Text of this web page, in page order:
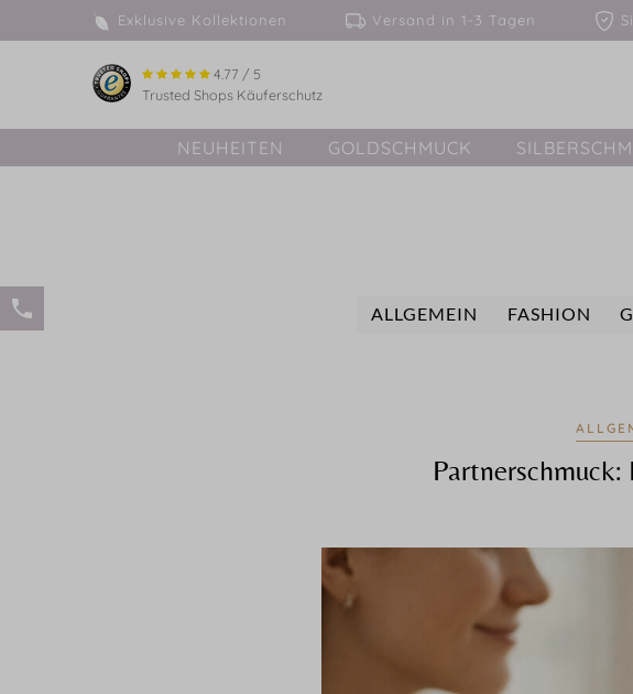
Exklusive Kollektionen Versand in 1-3 Tagen
4.77 / 5
Trusted Shops Käuferschutz
NEUHEITEN GOLDSCHMUCK
ALLGEMEIN FASHION